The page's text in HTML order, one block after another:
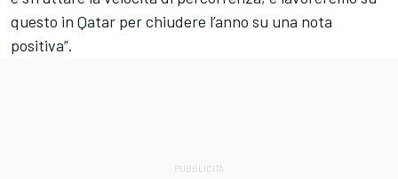
questo in Qatar per chiudere l’anno su una nota
positiva”.